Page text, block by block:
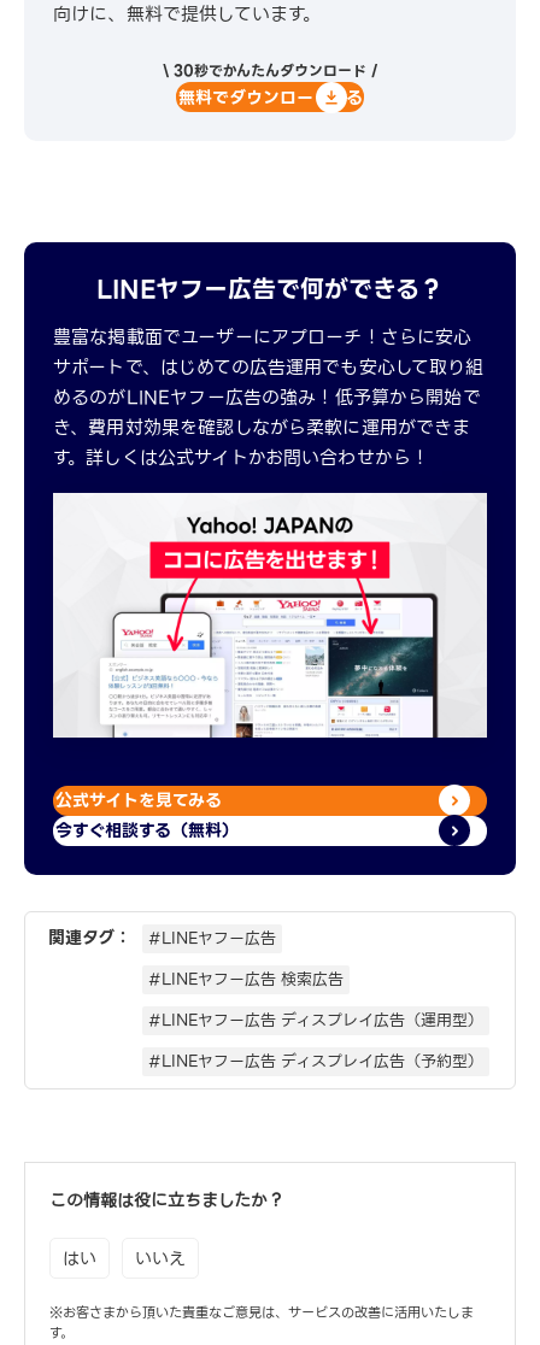
向けに、無料で提供しています。
\ 30秒でかんたんダウンロード /
無料でダウンロードする
LINEヤフー広告で何ができる？
豊富な掲載面でユーザーにアプローチ！さらに安心
サポートで、はじめての広告運用でも安心して取り組
めるのがLINEヤフー広告の強み！低予算から開始で
き、費用対効果を確認しながら柔軟に運用ができま
す。詳しくは公式サイトかお問い合わせから！
公式サイトを見てみる
今すぐ相談する（無料）
関連タグ：
#LINEヤフー広告
#LINEヤフー広告 検索広告
#LINEヤフー広告 ディスプレイ広告（運用型）
#LINEヤフー広告 ディスプレイ広告（予約型）
この情報は役に立ちましたか？
はい いいえ
※お客さまから頂いた貴重なご意見は、サービスの改善に活用いたしま
す。